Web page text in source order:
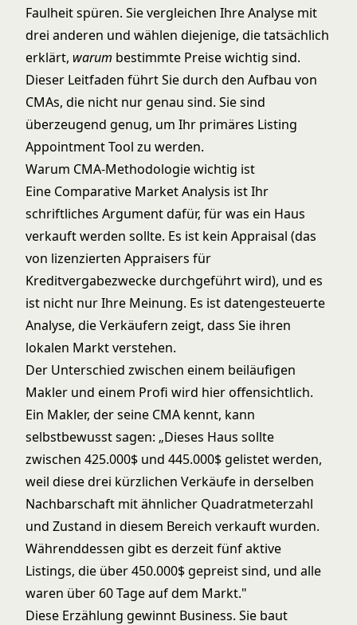
Faulheit spüren. Sie vergleichen Ihre Analyse mit
drei anderen und wählen diejenige, die tatsächlich
erklärt, warum bestimmte Preise wichtig sind.
Dieser Leitfaden führt Sie durch den Aufbau von
CMAs, die nicht nur genau sind. Sie sind
überzeugend genug, um Ihr primäres Listing
Appointment Tool zu werden.
Warum CMA-Methodologie wichtig ist
Eine Comparative Market Analysis ist Ihr
schriftliches Argument dafür, für was ein Haus
verkauft werden sollte. Es ist kein Appraisal (das
von lizenzierten Appraisers für
Kreditvergabezwecke durchgeführt wird), und es
ist nicht nur Ihre Meinung. Es ist datengesteuerte
Analyse, die Verkäufern zeigt, dass Sie ihren
lokalen Markt verstehen.
Der Unterschied zwischen einem beiläufigen
Makler und einem Profi wird hier offensichtlich.
Ein Makler, der seine CMA kennt, kann
selbstbewusst sagen: „Dieses Haus sollte
zwischen 425.000$ und 445.000$ gelistet werden,
weil diese drei kürzlichen Verkäufe in derselben
Nachbarschaft mit ähnlicher Quadratmeterzahl
und Zustand in diesem Bereich verkauft wurden.
Währenddessen gibt es derzeit fünf aktive
Listings, die über 450.000$ gepreist sind, und alle
waren über 60 Tage auf dem Markt."
Diese Erzählung gewinnt Business. Sie baut